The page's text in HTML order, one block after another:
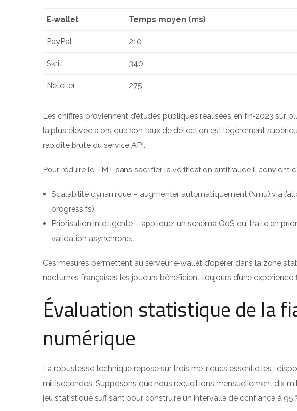
E‑wallet Temps moyen (ms)
PayPal 210
Skrill 340
Neteller 275
Les chiffres proviennent d’études publiques réalisées en fin‑2023
la plus élevée alors que son taux de détection est légèrement
rapidité brute du service API.
Pour réduire le TMT sans sacrifier la vérification antifraude il convient
Scalabilité dynamique – augmenter automatiquement (\mu) via
progressifs).
Priorisation intelligente – appliquer un schéma QoS qui traite en
validation asynchrone.
Ces mesures permettent au serveur e‑wallet d’opérer dans la zone
nocturnes françaises les joueurs bénéficient toujours d’une expérience
Évaluation statistique de la
numérique
La robustesse technique repose sur trois métriques essentielles :
millisecondes. Supposons que nous recueillions mensuellement dix
jeu statistique suffisant pour construire un intervalle de confiance à 95